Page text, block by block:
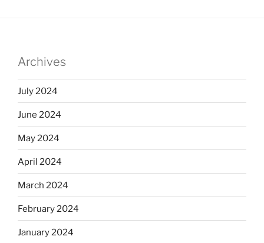
Archives
July 2024
June 2024
May 2024
April 2024
March 2024
February 2024
January 2024